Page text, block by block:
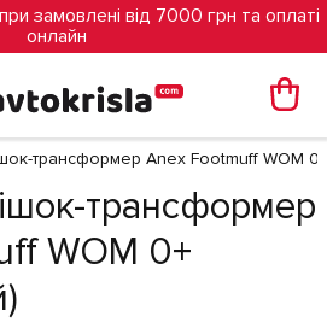
замовлені від 7000 грн та оплаті
онлайн
трансформер Anex Footmuff WOM
трансформер
WOM 0+